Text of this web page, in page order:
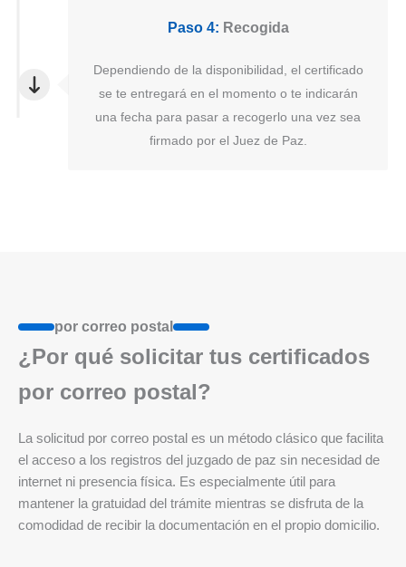
Paso 4: Recogida
Dependiendo de la disponibilidad, el certificado
se te entregará en el momento o te indicarán
una fecha para pasar a recogerlo una vez sea
firmado por el Juez de Paz.
por correo postal
¿Por qué solicitar tus certificados
por correo postal?
La solicitud por correo postal es un método clásico que facilita
el acceso a los registros del juzgado de paz sin necesidad de
internet ni presencia física. Es especialmente útil para
mantener la gratuidad del trámite mientras se disfruta de la
comodidad de recibir la documentación en el propio domicilio.